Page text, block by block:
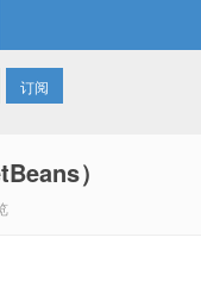
订阅
）